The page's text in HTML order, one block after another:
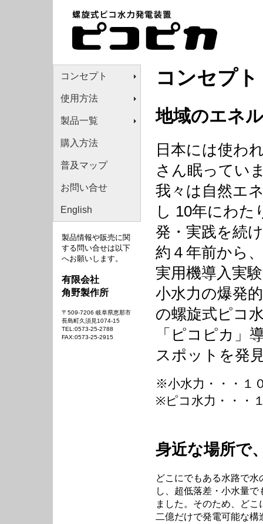
コンセプト
使用方法
製品一覧
購入方法
普及マップ
お問い合せ
English
製品情報や販売に関
する問い合せは以下
へお願いします。
有限会社
角野製作所
〒509-7206 岐阜県恵那市
長島町久須見1074-15
TEL:0573-25-2788
FAX:0573-25-2915
コンセプト
地域のエネ
日本には使わ
さん眠ってい
我々は自然エ
し 10年にわた
発・実践を続
約４年前から
実用機導入実
小水力の爆発
の螺旋式ピコ
「ピコピカ」
スポットを発
※小水力・・・１
※ピコ水力・・・
身近な場所で
どこにでもある水路で
し、超低落差・小水量
ました。そのため、ど
二億だけで発電可能な構